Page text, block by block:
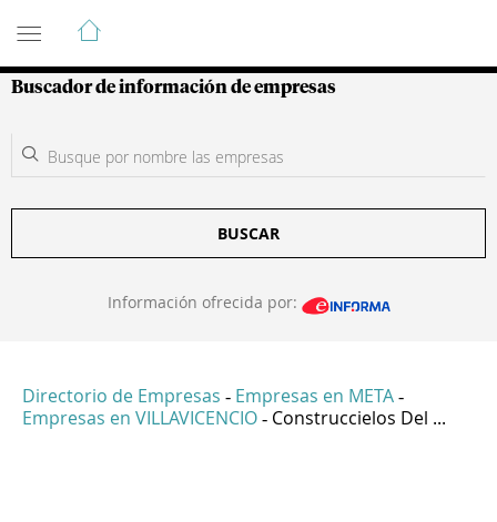
Guía de Empresas Colombianas
Buscador de información de empresas
BUSCAR
Información ofrecida por:
Directorio de Empresas - Empresas en META -
Empresas en VILLAVICENCIO - Construccielos Del ...